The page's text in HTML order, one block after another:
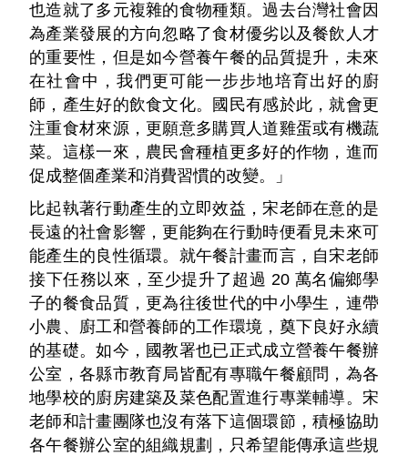
也造就了多元複雜的食物種類。過去台灣社會因
為產業發展的方向忽略了食材優劣以及餐飲人才
的重要性，但是如今營養午餐的品質提升，未來
在社會中，我們更可能一步步地培育出好的廚
師，產生好的飲食文化。國民有感於此，就會更
注重食材來源，更願意多購買人道雞蛋或有機蔬
菜。這樣一來，農民會種植更多好的作物，進而
促成整個產業和消費習慣的改變。」
比起執著行動產生的立即效益，宋老師在意的是
長遠的社會影響，更能夠在行動時便看見未來可
能產生的良性循環。就午餐計畫而言，自宋老師
接下任務以來，至少提升了超過 20 萬名偏鄉學
子的餐食品質，更為往後世代的中小學生，連帶
小農、廚工和營養師的工作環境，奠下良好永續
的基礎。如今，國教署也已正式成立營養午餐辦
公室，各縣市教育局皆配有專職午餐顧問，為各
地學校的廚房建築及菜色配置進行專業輔導。宋
老師和計畫團隊也沒有落下這個環節，積極協助
各午餐辦公室的組織規劃，只希望能傳承這些規